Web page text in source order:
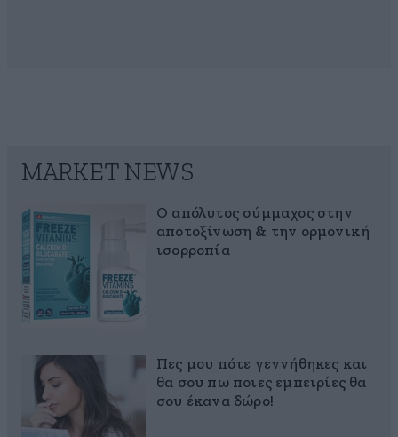
MARKET NEWS
Ο απόλυτος σύμμαχος στην
αποτοξίνωση & την ορμονική
ισορροπία
Πες μου πότε γεννήθηκες και
θα σου πω ποιες εμπειρίες θα
σου έκανα δώρο!